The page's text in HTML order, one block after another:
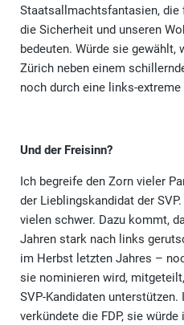
Staatsallmachtsfantasien, die
die Sicherheit und unseren
bedeuten. Würde sie
Zürich neben einem
noch durch eine links-extreme
Und der Freisinn?
Ich begreife den Zorn vieler
der Lieblingskandidat der
vielen schwer. Dazu kommt,
Jahren stark nach links
im Herbst letzten Jahres –
sie nominieren wird,
SVP-Kandidaten unterstützen.
verkündete die FDP, sie